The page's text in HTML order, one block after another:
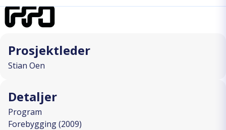
Prosjektleder
Stian Oen
Detaljer
Program
Forebygging (2009)